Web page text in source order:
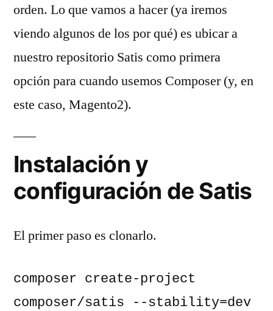
orden. Lo que vamos a hacer (ya iremos
viendo algunos de los por qué) es ubicar a
nuestro repositorio Satis como primera
opción para cuando usemos Composer (y, en
este caso, Magento2).
Instalación y
configuración de Satis
El primer paso es clonarlo.
composer create-project
composer/satis --stability=dev